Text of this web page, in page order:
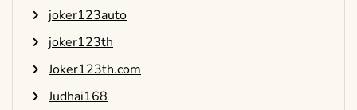
joker123auto
joker123th
Joker123th.com
Judhai168